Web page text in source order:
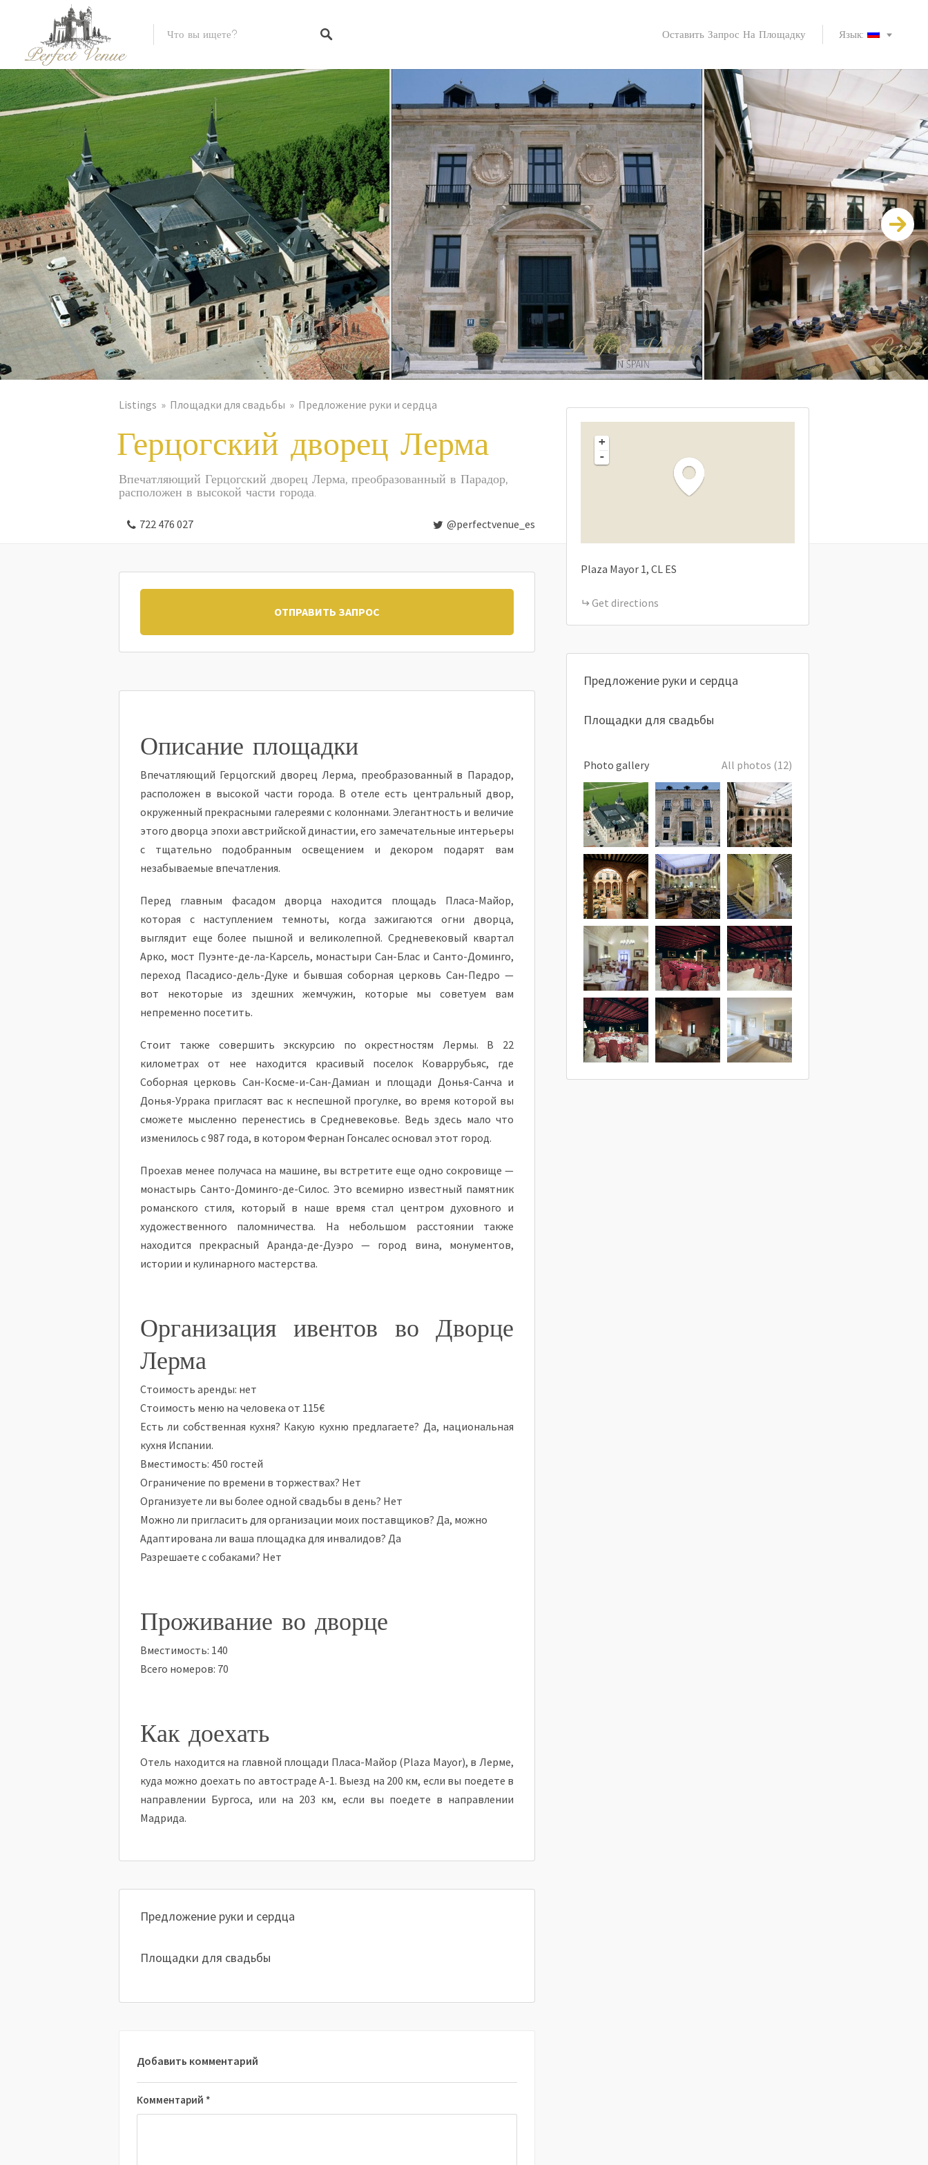
Оставить Запрос На Площадку Язык:
Listings Площадки для свадьбы Предложение руки и сердца
Герцогский дворец Лерма
Впечатляющий Герцогский дворец Лерма, преобразованный в Парадор,
расположен в высокой части города.
722 476 027 @perfectvenue_es
ОТПРАВИТЬ ЗАПРОС
Описание площадки
Впечатляющий Герцогский дворец Лерма, преобразованный в Парадор,
расположен в высокой части города. В отеле есть центральный двор,
окруженный прекрасными галереями с колоннами. Элегантность и величие
этого дворца эпохи австрийской династии, его замечательные интерьеры
с тщательно подобранным освещением и декором подарят вам
незабываемые впечатления.
Перед главным фасадом дворца находится площадь Пласа-Майор,
которая с наступлением темноты, когда зажигаются огни дворца,
выглядит еще более пышной и великолепной. Средневековый квартал
Арко, мост Пуэнте-де-ла-Карсель, монастыри Сан-Блас и Санто-Доминго,
переход Пасадисо-дель-Дуке и бывшая соборная церковь Сан-Педро —
вот некоторые из здешних жемчужин, которые мы советуем вам
непременно посетить.
Стоит также совершить экскурсию по окрестностям Лермы. В 22
километрах от нее находится красивый поселок Коваррубьяс, где
Соборная церковь Сан-Косме-и-Сан-Дамиан и площади Донья-Санча и
Донья-Уррака пригласят вас к неспешной прогулке, во время которой вы
сможете мысленно перенестись в Средневековье. Ведь здесь мало что
изменилось с 987 года, в котором Фернан Гонсалес основал этот город.
Проехав менее получаса на машине, вы встретите еще одно сокровище —
монастырь Санто-Доминго-де-Силос. Это всемирно известный памятник
романского стиля, который в наше время стал центром духовного и
художественного паломничества. На небольшом расстоянии также
находится прекрасный Аранда-де-Дуэро — город вина, монументов,
истории и кулинарного мастерства.
Организация ивентов во Дворце
Лерма
Стоимость аренды: нет
Стоимость меню на человека от 115€
Есть ли собственная кухня? Какую кухню предлагаете? Да, национальная
кухня Испании.
Вместимость: 450 гостей
Ограничение по времени в торжествах? Нет
Организуете ли вы более одной свадьбы в день? Нет
Можно ли пригласить для организации моих поставщиков? Да, можно
Адаптирована ли ваша площадка для инвалидов? Да
Разрешаете с собаками? Нет
Проживание во дворце
Вместимость: 140
Всего номеров: 70
Как доехать
Отель находится на главной площади Пласа-Майор (Plaza Mayor), в Лерме,
куда можно доехать по автостраде А-1. Выезд на 200 км, если вы поедете в
направлении Бургоса, или на 203 км, если вы поедете в направлении
Мадрида.
Предложение руки и сердца
Площадки для свадьбы
Добавить комментарий
Комментарий *
+
-
Plaza Mayor 1 CL ES
Get directions
Предложение руки и сердца
Площадки для свадьбы
Photo gallery All photos (12)